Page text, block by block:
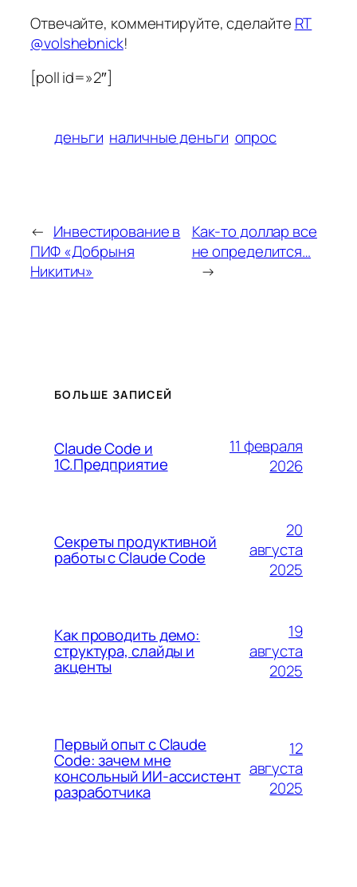
Отвечайте, комментируйте, сделайте RT
@volshebnick!
[poll id=»2″]
деньги наличные деньги опрос
← Инвестирование в
ПИФ «Добрыня
Никитич»
Как-то доллар все
не определится…
→
БОЛЬШЕ ЗАПИСЕЙ
Claude Code и
1С.Предприятие
11 февраля
2026
Секреты продуктивной
работы с Claude Code
20
августа
2025
Как проводить демо:
структура, слайды и
акценты
19
августа
2025
Первый опыт с Claude
Code: зачем мне
консольный ИИ-ассистент
разработчика
12
августа
2025